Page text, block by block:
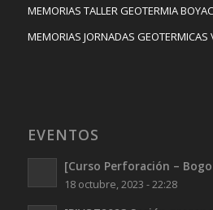
MEMORIAS TALLER GEOTERMIA
MEMORIAS JORNADAS GEOTERMICAS
EVENTOS
[Curso Perforación –
18 octubre, 2023 - 22:28